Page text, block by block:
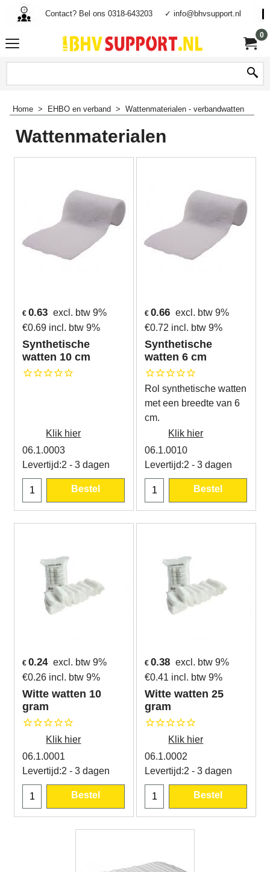
Contact? Bel ons 0318-643203 ✓ info@bhvsupport.nl
0
Home > EHBO en verband > Wattenmaterialen - verbandwatten
Wattenmaterialen
€ 0.63 excl. btw 9%
€0.69 incl. btw 9%
Synthetische
watten 10 cm
Klik hier
06.1.0003
Levertijd:2 - 3 dagen
Bestel
€ 0.66 excl. btw 9%
€0.72 incl. btw 9%
Synthetische
watten 6 cm
Rol synthetische watten
met een breedte van 6
cm.
Klik hier
06.1.0010
Levertijd:2 - 3 dagen
Bestel
€ 0.24 excl. btw 9%
€0.26 incl. btw 9%
Witte watten 10
gram
Klik hier
06.1.0001
Levertijd:2 - 3 dagen
Bestel
€ 0.38 excl. btw 9%
€0.41 incl. btw 9%
Witte watten 25
gram
Klik hier
06.1.0002
Levertijd:2 - 3 dagen
Bestel